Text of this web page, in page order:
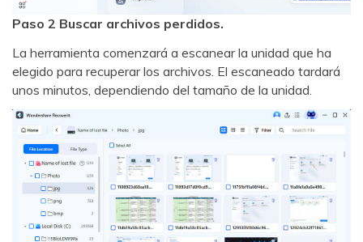
Paso 2 Buscar archivos perdidos.
La herramienta comenzará a escanear la unidad que ha
elegido para recuperar los archivos. El escaneado tardará
unos minutos, dependiendo del tamaño de la unidad.